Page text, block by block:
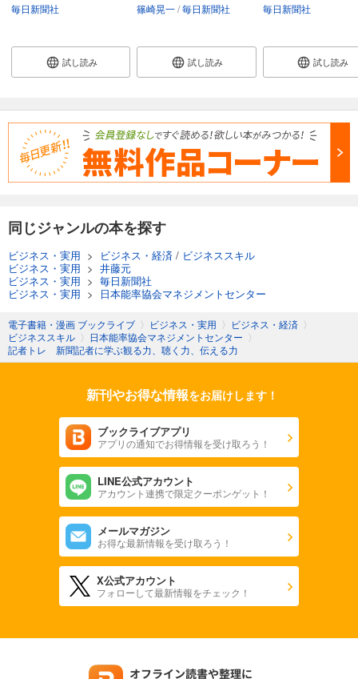
毎日新聞社
試し読み
篠崎晃一 毎日新聞社
試し読み
毎日新聞社
試し読み
同じジャンルの本を探す
ビジネス・実用 > ビジネス・経済 / ビジネススキル
ビジネス・実用 > 井藤元
ビジネス・実用 > 毎日新聞社
ビジネス・実用 > 日本能率協会マネジメントセンター
電子書籍・漫画 ブックライブ 〉 ビジネス・実用 〉 ビジネス・経済 〉
ビジネススキル 〉 日本能率協会マネジメントセンター 〉
記者トレ 新聞記者に学ぶ観る力、聴く力、伝える力
新刊やお得な情報をお届けします！
ブックライブアプリ
アプリの通知でお得情報を受け取ろう！
LINE公式アカウント
アカウント連携で限定クーポンゲット！
メールマガジン
お得な最新情報を受け取ろう！
X公式アカウント
フォローして最新情報をチェック！